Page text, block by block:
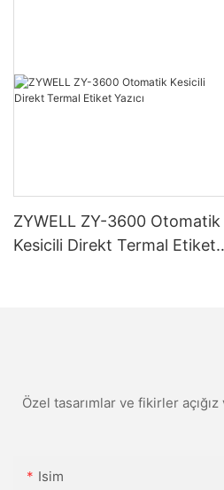
ZYWELL ZY-3600 Otomatik
Kesicili Direkt Termal Etiket
Özel tasarımlar ve fikirler
Isim